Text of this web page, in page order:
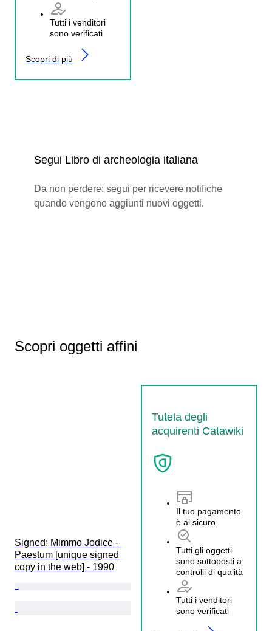
Tutti i venditori
sono verificati
Scopri di più
Segui Libro di archeologia italiana
Da non perdere: segui per ricevere notifiche
quando vengono aggiunti nuovi oggetti.
Scopri oggetti affini
Tutela degli
acquirenti Catawiki
Il tuo pagamento
è al sicuro
Tutti gli oggetti
sono sottoposti a
controlli di qualità
Tutti i venditori
sono verificati
Signed; Mimmo Jodice -
Paestum [unique signed
copy in the web] - 1990